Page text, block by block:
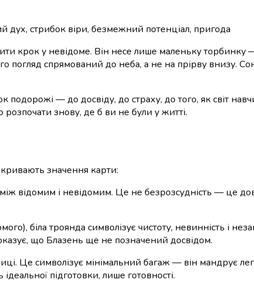
дух, стрибок віри, безмежний потенціал, пригода
крок у невідоме. Він несе лише маленьку торбинку
погляд спрямований до неба, а не на прірву
подорожі — до досвіду, до страху, до того, як світ
розпочати знову, де б ви не були у житті.
значення карти:
відомим і невідомим. Це не безрозсудність — це
біла троянда символізує чистоту, невинність і
що Блазень ще не позначений досвідом.
Це символізує мінімальний багаж — він мандрує
підготовки, лише готовності.